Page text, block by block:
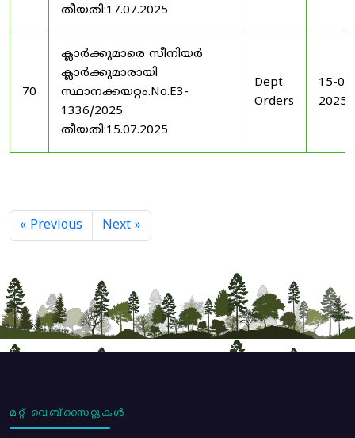
തീയതി:17.07.2025
70
ക്ലാർക്കുമാരെ സീനിയർ
ക്ലാർക്കുമാരായി
സ്ഥാനക്കയറ്റം.No.E3-
1336/2025
തീയതി:15.07.2025
Dept
Orders
15-
2025
« Previous Next »
മറ്റ് വെബ്സൈറ്റുകൾ